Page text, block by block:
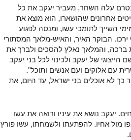
עלה השחר, מעביר יעקב את כל
אחרונים שהושארו, הוא מוצא את
השייך לתומכי עשו, ומנסה לפגוע
הבוקר האיר, והאיש-מלאך המסתורי
ברכה, והמלאך נאלץ להסכים ולברך את
של יעקב ולכינוי לכל בני יעקב
עם אלוקים ועם אנשים ותוכל".
כך לא אוכלים בני ישראל, עד היום, את
יעקב נושא את עיניו ורואה את עשו
מול אחיו. להפתעתו ולשמחתו, עשו פורץ